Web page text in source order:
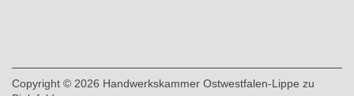
Copyright © 2026 Handwerkskammer Ostwestfalen-Lippe zu